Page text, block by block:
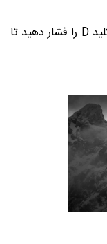
۴ – کلید Ctrl/Cmd را پایین نگه داشته و کلید D را فشار دهید تا